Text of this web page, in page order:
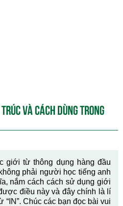
VÀ CÁCH DÙNG TRONG
giới từ thông dụng hàng đầu
phải người học tiếng anh
nắm cách cách sử dụng giới
điều này và đây chính là lí
Chúc các bạn đọc bài vui